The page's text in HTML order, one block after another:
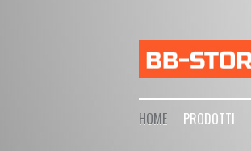
HOME PRODOTTI